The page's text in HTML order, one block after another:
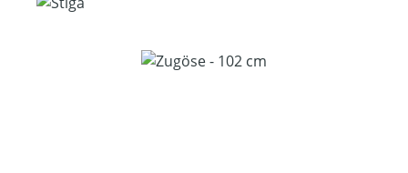
Bildergalerie überspringen